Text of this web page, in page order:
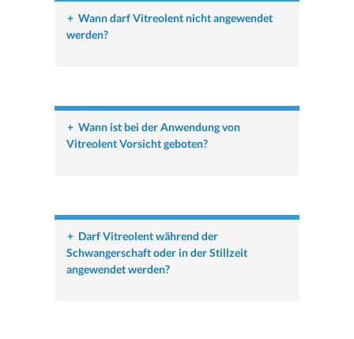
+ Wann darf Vitreolent nicht angewendet
werden?
+ Wann ist bei der Anwendung von
Vitreolent Vorsicht geboten?
+ Darf Vitreolent während der
Schwangerschaft oder in der Stillzeit
angewendet werden?